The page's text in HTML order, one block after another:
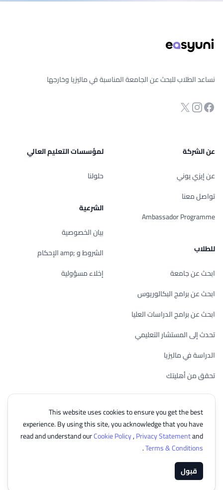
This website uses cookies to ensure you get the best
experience. By using this site, you acknowledge that you have
read and understand ourCookie Policy,Privacy Statementand
Terms & Conditions
.
قبول
نساعد الطلاب للبحث عن الجامعة المناسبة في ماليزيا وخارجها
صفحة الفيسبوك
انستجرام
Twitter
عن الشركة
عن إيزي يوني
تواصل معنا
Ambassador Programme
للطلاب
ابحث عن جامعة
ابحث عن برامج البكالوريوس
ابحث عن برامج الدراسات العليا
تحدث إلى المستشار التعليمي
الدراسة في ماليزيا
تحقق من أهليتك
لمؤسسات التعليم العالي
حلولنا
الشرعية
بيان الخصوصية
الشروط و ;amp الإحكام
إخلاء مسؤولية
© 2026 EasyUni Sdn Bhd, company registration number 200801016907
(818200-P). All rights reserved.